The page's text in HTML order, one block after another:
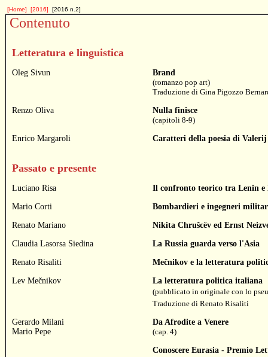
[Home] [2016] [2016 n.2]
Contenuto
Letteratura e linguistica
Oleg Sivun
Brand
(romanzo pop art)
Traduzione di Gina Pigozzo
Renzo Oliva
Nulla finisce
(capitoli 8-9)
Enrico Margaroli Caratteri della poesia di
Passato e presente
Luciano Risa Il confronto teorico tra Lenin e
Mario Corti Bombardieri e ingegneri
Renato Mariano Nikita Chrušcëv ed Ernst
Claudia Lasorsa Siedina La Russia guarda verso l'Asia
Renato Risaliti Mečnikov e la letteratura
Lev Mečnikov
La letteratura politica italiana
(pubblicato in originale con lo
Traduzione di Renato Risaliti
Gerardo Milani
Mario Pepe
Da Afrodite a Venere
(cap. 4)
Conoscere Eurasia - Premio